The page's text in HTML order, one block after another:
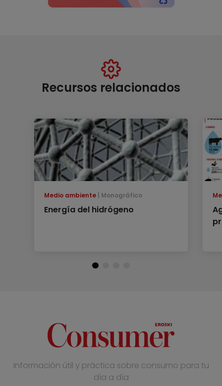
Recursos relacionados
Medio ambiente Monográfico
Energía del hidrógeno
Información útil y práctica sobre consumo para tu
día a día